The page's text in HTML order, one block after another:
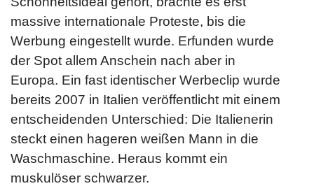
massive internationale Proteste, bis die
Werbung eingestellt wurde. Erfunden wurde
der Spot allem Anschein nach aber in
Europa. Ein fast identischer Werbeclip wurde
bereits 2007 in Italien veröffentlicht mit einem
entscheidenden Unterschied: Die Italienerin
steckt einen hageren weißen Mann in die
Waschmaschine. Heraus kommt ein
muskulöser schwarzer.